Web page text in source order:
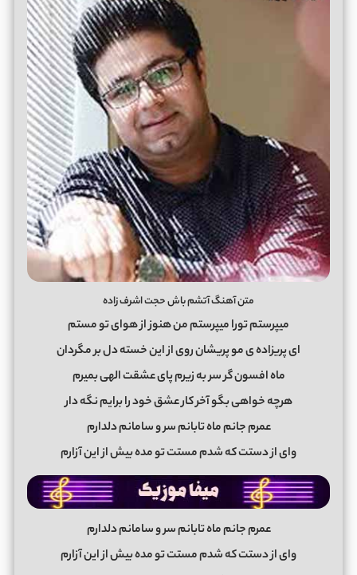
متن آهنگ آتشم باش حجت اشرف زاده
میپرستم تورا میپرستم من هنوز از هوای تو مستم
ای پریزاده ی مو پریشان روی از این خسته دل بر مگردان
ماه افسون گر سر به زیرم پای عشقت الهی بمیرم
هرچه خواهی بگو آخر کار عشق خود را برایم نگه دار
عمرم جانم ماه تابانم سر و سامانم دلدارم
وای از دستت که شدم مستت تو مده بیش از این آزارم
عمرم جانم ماه تابانم سر و سامانم دلدارم
وای از دستت که شدم مستت تو مده بیش از این آزارم